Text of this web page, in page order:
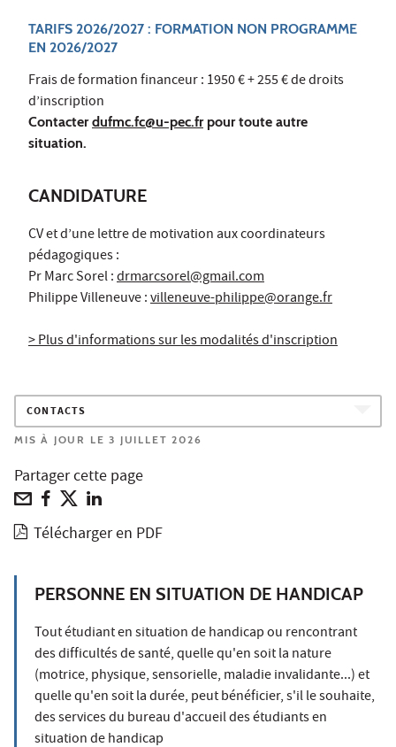
TARIFS 2026/2027 : FORMATION NON PROGRAMME
EN 2026/2027
Frais de formation financeur : 1950 € + 255 € de droits
d’inscription
Contacterdufmc.fc@u-pec.frpour toute autre
situation.
CANDIDATURE
CV et d’une lettre de motivation aux coordinateurs
pédagogiques :
Pr Marc Sorel :drmarcsorel@gmail.com
Philippe Villeneuve :villeneuve-philippe@orange.fr
> Plus d'informations sur les modalités d'inscription
CONTACTS
MIS À JOUR LE 3 JUILLET 2026
Partager cette page
Télécharger en PDF
PERSONNE EN SITUATION DE HANDICAP
Tout étudiant en situation de handicap ou rencontrant
des difficultés de santé, quelle qu'en soit la nature
(motrice, physique, sensorielle, maladie invalidante...) et
quelle qu'en soit la durée, peut bénéficier, s'il le souhaite,
des services du bureau d'accueil des étudiants en
situation de handicap